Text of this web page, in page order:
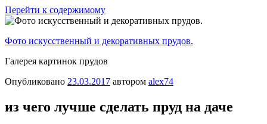
Перейти к содержимому
Фото искусственный и декоративных прудов.
Галерея картинок прудов
Опубликовано 23.03.2017 автором alex74
из чего лучше сделать пруд на даче